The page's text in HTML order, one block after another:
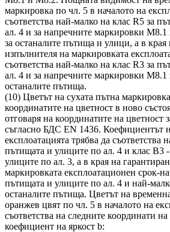
маркировка по чл. 5 в началото на
съответства най-малко на клас R5 за
ал. 4 и за напречните маркировки
за останалите пътища и улици, а в края
изпълнителя на маркировката
съответства най-малко на клас R3 за
ал. 4 и за напречните маркировки
останалите пътища.
(10) Цветът на сухата пътна
координатите на цветност в ново
отговаря на координатите на цветност
съгласно БДС EN 1436. Коефициентът
експлоатацията трябва да съответства
пътищата и улиците по ал. 4 и клас В3
улиците по ал. 3, а в края на
маркировката експлоатационен срок-
пътищата и улиците по ал. 4 и най-
останалите пътища. Цветът на
оранжев цвят по чл. 5 в началото на
съответства на следните координати
коефициент на яркост b: